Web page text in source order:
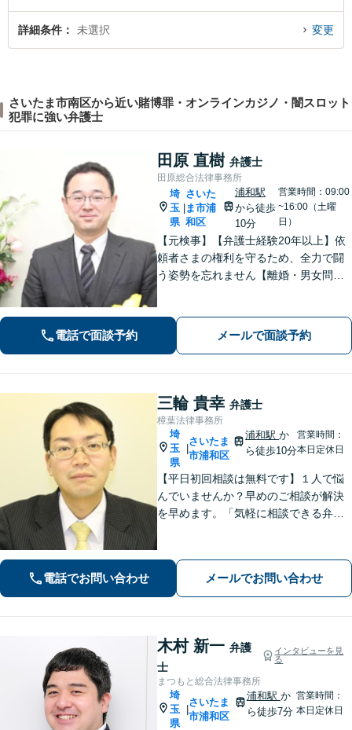
詳細条件 未選択 変更
さいたま市南区から近い賭博罪・オンラインカジノ・闇スロット
犯罪に強い弁護士
田原 直樹 弁護士
田原総合法律事務所
埼
玉
県
さいた
ま市浦
和区
浦和駅
から徒歩
10分
営業時間：09:00
~16:00（土曜
日）
【元検事】【弁護士経験20年以上】依
頼者さまの権利を守るため、全力で闘
う姿勢を忘れません【離婚・男女問
分・遺留分にも積極的に対応【夜間／
休日の相談可能】
電話で面談予約 メールで面談予約
三輪 貴幸 弁護士
樟葉法律事務所
埼
玉
県
|
さいたま
市浦和区
浦和駅か
ら徒歩10分
営業時間：
本日定休日
【平日初回相談は無料です】１人で悩
んでいませんか？早めのご相談が解決
を早めます。「気軽に相談できる弁護
かした迅速な行動力でサポートしま
す。まずはお気軽にご相談ください。
電話でお問い合わせ メールでお問い合わせ
木村 新一 弁護
士
インタビューを見
る
まつもと総合法律事務所
埼
玉
県
|
さいたま
市浦和区
浦和駅 か
ら徒歩7分
営業時間：
本日定休日